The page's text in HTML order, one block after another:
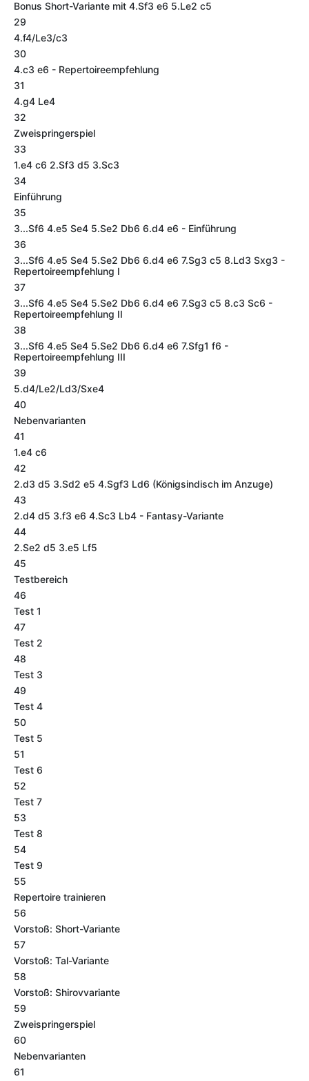
Bonus Short-Variante mit 4.Sf3 e6 5.Le2 c5
29
4.f4/Le3/c3
30
4.c3 e6 - Repertoireempfehlung
31
4.g4 Le4
32
Zweispringerspiel
33
1.e4 c6 2.Sf3 d5 3.Sc3
34
Einführung
35
3...Sf6 4.e5 Se4 5.Se2 Db6 6.d4 e6 - Einführung
36
3...Sf6 4.e5 Se4 5.Se2 Db6 6.d4 e6 7.Sg3 c5 8.Ld3 Sxg3 -
Repertoireempfehlung I
37
3...Sf6 4.e5 Se4 5.Se2 Db6 6.d4 e6 7.Sg3 c5 8.c3 Sc6 -
Repertoireempfehlung II
38
3...Sf6 4.e5 Se4 5.Se2 Db6 6.d4 e6 7.Sfg1 f6 -
Repertoireempfehlung III
39
5.d4/Le2/Ld3/Sxe4
40
Nebenvarianten
41
1.e4 c6
42
2.d3 d5 3.Sd2 e5 4.Sgf3 Ld6 (Königsindisch im Anzuge)
43
2.d4 d5 3.f3 e6 4.Sc3 Lb4 - Fantasy-Variante
44
2.Se2 d5 3.e5 Lf5
45
Testbereich
46
Test 1
47
Test 2
48
Test 3
49
Test 4
50
Test 5
51
Test 6
52
Test 7
53
Test 8
54
Test 9
55
Repertoire trainieren
56
Vorstoß: Short-Variante
57
Vorstoß: Tal-Variante
58
Vorstoß: Shirovvariante
59
Zweispringerspiel
60
Nebenvarianten
61